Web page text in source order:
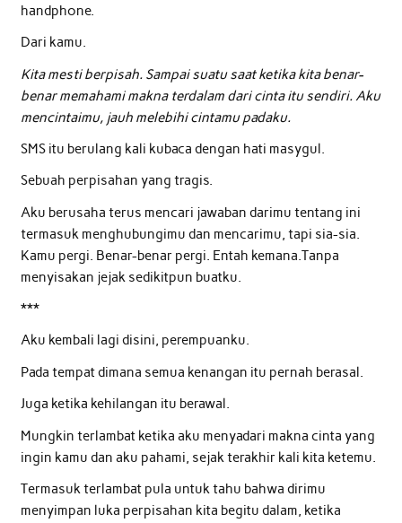
handphone.
Dari kamu.
Kita mesti berpisah. Sampai suatu saat ketika kita benar-
benar memahami makna terdalam dari cinta itu sendiri. Aku
mencintaimu, jauh melebihi cintamu padaku.
SMS itu berulang kali kubaca dengan hati masygul.
Sebuah perpisahan yang tragis.
Aku berusaha terus mencari jawaban darimu tentang ini
termasuk menghubungimu dan mencarimu, tapi sia-sia.
Kamu pergi. Benar-benar pergi. Entah kemana.Tanpa
menyisakan jejak sedikitpun buatku.
***
Aku kembali lagi disini, perempuanku.
Pada tempat dimana semua kenangan itu pernah berasal.
Juga ketika kehilangan itu berawal.
Mungkin terlambat ketika aku menyadari makna cinta yang
ingin kamu dan aku pahami, sejak terakhir kali kita ketemu.
Termasuk terlambat pula untuk tahu bahwa dirimu
menyimpan luka perpisahan kita begitu dalam, ketika